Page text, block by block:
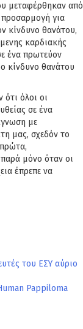
μεταφέρθηκαν από
προσαρμογή για
κίνδυνο θανάτου,
καρδιακής
ένα πρωτεύον
κίνδυνο θανάτου
όλοι οι
σε ένα
με
μας, σχεδόν το
μόνο όταν οι
έπρεπε να
του ΕΣΥ αύριο
Pappiloma